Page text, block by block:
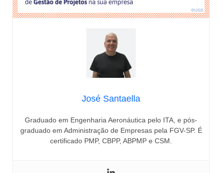
José Santaella
Graduado em Engenharia Aeronáutica pelo ITA, e pós-
graduado em Administração de Empresas pela FGV-SP. É
certificado PMP, CBPP, ABPMP e CSM.